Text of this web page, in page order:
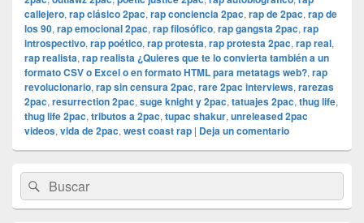
callejero, rap clásico 2pac, rap conciencia 2pac, rap de 2pac, rap de
los 90, rap emocional 2pac, rap filosófico, rap gangsta 2pac, rap
introspectivo, rap poético, rap protesta, rap protesta 2pac, rap real,
rap realista, rap realista ¿Quieres que te lo convierta también a un
formato CSV o Excel o en formato HTML para metatags web?, rap
revolucionario, rap sin censura 2pac, rare 2pac interviews, rarezas
2pac, resurrection 2pac, suge knight y 2pac, tatuajes 2pac, thug life,
thug life 2pac, tributos a 2pac, tupac shakur, unreleased 2pac
videos, vida de 2pac, west coast rap | Deja un comentario
área
de
widget
Buscar
por:
Buscar